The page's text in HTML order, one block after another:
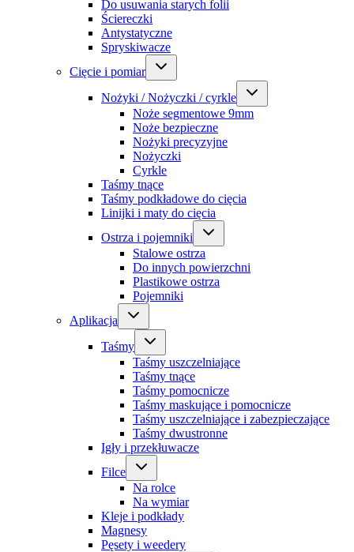
Do usuwania starych folii
Ściereczki
Antystatyczne
Spryskiwacze
Cięcie i pomiar
Nożyki / Nożyczki / cyrkle
Noże segmentowe 9mm
Noże bezpieczne
Nożyki precyzyjne
Nożyczki
Cyrkle
Taśmy tnące
Taśmy podkładowe do cięcia
Linijki i maty do cięcia
Ostrza i pojemniki
Stalowe ostrza
Do innych powierzchni
Plastikowe ostrza
Pojemniki
Aplikacja
Taśmy
Taśmy uszczelniające
Taśmy tnące
Taśmy pomocnicze
Taśmy maskujące i pomocnicze
Taśmy uszczelniające i zabezpieczające
Taśmy dwustronne
Igły i przekłuwacze
Filce
Na rolce
Na wymiar
Kleje i podkłady
Magnesy
Pęsety i weedery